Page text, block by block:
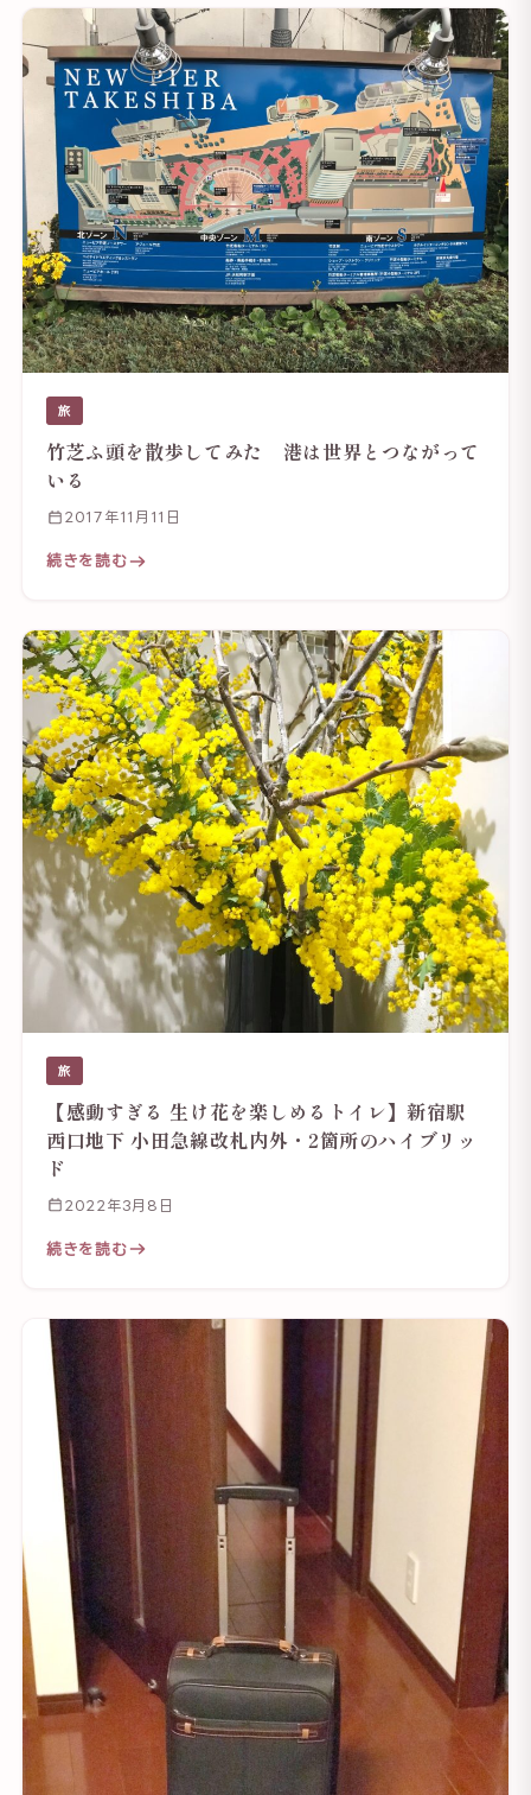
旅
竹芝ふ頭を散歩してみた 港は世界とつながって
いる
2017年11月11日
続きを読む
旅
【感動すぎる 生け花を楽しめるトイレ】新宿駅
西口地下 小田急線改札内外・2箇所のハイブリッ
ド
2022年3月8日
続きを読む